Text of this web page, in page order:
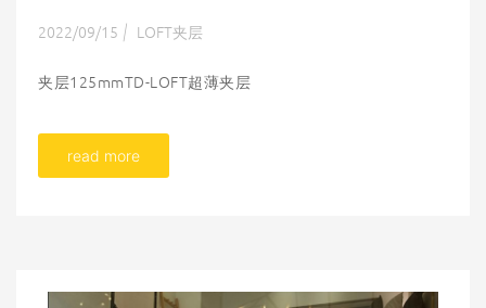
2022/09/15 | LOFT夹层
夹层125mmTD-LOFT超薄夹层
read more